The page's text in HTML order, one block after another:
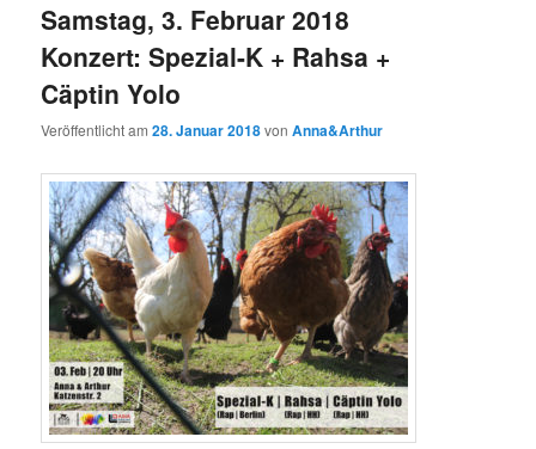
Samstag, 3. Februar 2018
Konzert: Spezial-K + Rahsa +
Cäptin Yolo
Veröffentlicht am28. Januar 2018vonAnna&Arthur